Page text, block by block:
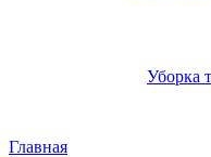
Уборка
Главная